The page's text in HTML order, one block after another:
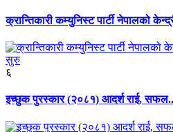
क्रान्तिकारी कम्युनिस्ट पार्टी नेपालको
६
इच्छुक पुरस्कार (२०८१) आदर्श राई,